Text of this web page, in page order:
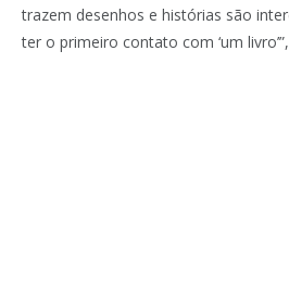
trazem desenhos e histórias são
ter o primeiro contato com ‘um